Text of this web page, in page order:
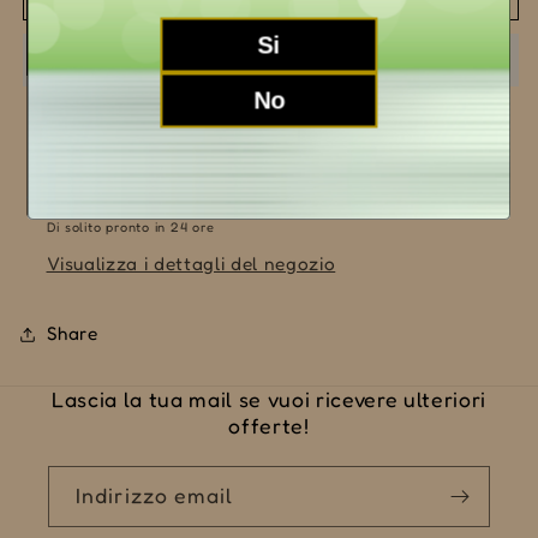
Albesani
2021
Albesani
Di solito pronto in 24 ore
Visualizza i dettagli del negozio
Share
Lascia la tua mail se vuoi ricevere ulteriori
offerte!
Indirizzo email
Si
No